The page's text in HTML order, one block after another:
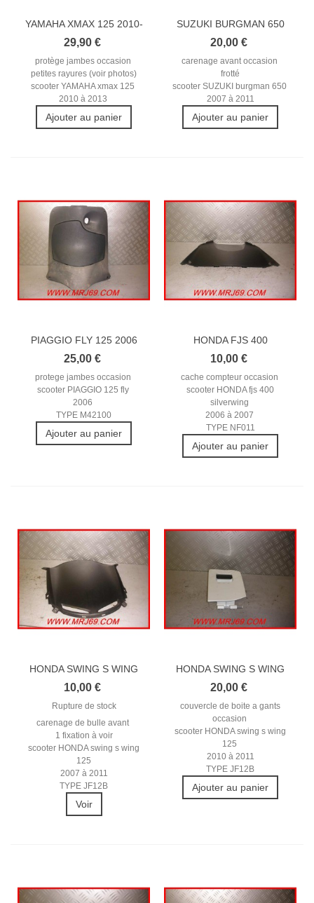
YAMAHA XMAX 125 2010-
2013...
29,90 €
protège jambes occasion
petites rayures (voir photos)
scooter YAMAHA xmax 125
2010 à 2013
Ajouter au panier
SUZUKI BURGMAN 650
2007-2011...
20,00 €
carenage avant occasion
frotté
scooter SUZUKI burgman 650
2007 à 2011
Ajouter au panier
PIAGGIO FLY 125 2006
PROTEGE...
25,00 €
protege jambes occasion
scooter PIAGGIO 125 fly
2006
TYPE M42100
Ajouter au panier
HONDA FJS 400
SILVERWING...
10,00 €
cache compteur occasion
scooter HONDA fjs 400
silverwing
2006 à 2007
TYPE NF011
Ajouter au panier
HONDA SWING S WING
125 2007-2011...
10,00 €
Rupture de stock
carenage de bulle avant
1 fixation à voir
scooter HONDA swing s wing
125
2007 à 2011
TYPE JF12B
Voir
HONDA SWING S WING
125 2010-2011...
20,00 €
couvercle de boite a gants
occasion
scooter HONDA swing s wing
125
2010 à 2011
TYPE JF12B
Ajouter au panier